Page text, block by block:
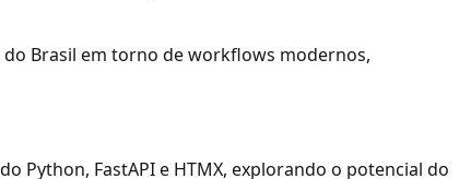
Brasil em torno de workflows modernos,
Python, FastAPI e HTMX, explorando o potencial do